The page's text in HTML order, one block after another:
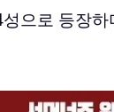
으로 등장